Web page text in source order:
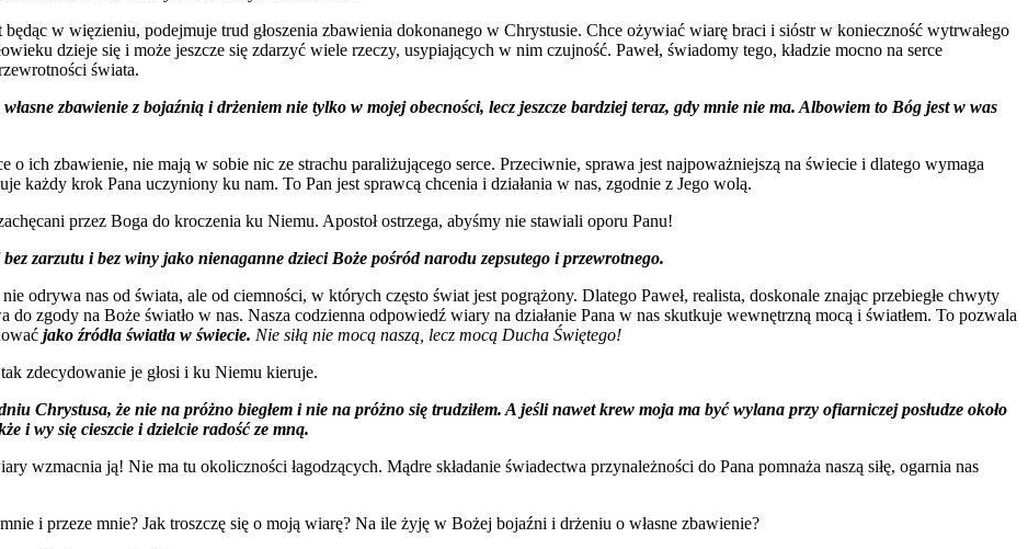
będąc w więzieniu, podejmuje trud głoszenia zbawienia dokonanego w Chrystusie. Chce ożywiać wiarę braci i sióstr w konieczność wytrwałego
dzieje się i może jeszcze się zdarzyć wiele rzeczy, usypiających w nim czujność. Paweł, świadomy tego, kładzie mocno na serce
świata.
zbawienie z bojaźnią i drżeniem nie tylko w mojej obecności, lecz jeszcze bardziej teraz, gdy mnie nie ma. Albowiem to Bóg jest w was
ich zbawienie, nie mają w sobie nic ze strachu paraliżującego serce. Przeciwnie, sprawa jest najpoważniejszą na świecie i dlatego wymaga
każdy krok Pana uczyniony ku nam. To Pan jest sprawcą chcenia i działania w nas, zgodnie z Jego wolą.
przez Boga do kroczenia ku Niemu. Apostoł ostrzega, abyśmy nie stawiali oporu Panu!
zarzutu i bez winy jako nienaganne dzieci Boże pośród narodu zepsutego i przewrotnego.
odrywa nas od świata, ale od ciemności, w których często świat jest pogrążony. Dlatego Paweł, realista, doskonale znając przebiegłe chwyty
do zgody na Boże światło w nas. Nasza codzienna odpowiedź wiary na działanie Pana w nas skutkuje wewnętrzną mocą i światłem. To pozwala
jako źródła światła w świecie. Nie siłą nie mocą naszą, lecz mocą Ducha Świętego!
zdecydowanie je głosi i ku Niemu kieruje.
Chrystusa, że nie na próżno biegłem i nie na próżno się trudziłem. A jeśli nawet krew moja ma być wylana przy ofiarniczej posłudze około
i wy się cieszcie i dzielcie radość ze mną.
wzmacnia ją! Nie ma tu okoliczności łagodzących. Mądre składanie świadectwa przynależności do Pana pomnaża naszą siłę, ogarnia nas
i przeze mnie? Jak troszczę się o moją wiarę? Na ile żyję w Bożej bojaźni i drżeniu o własne zbawienie?